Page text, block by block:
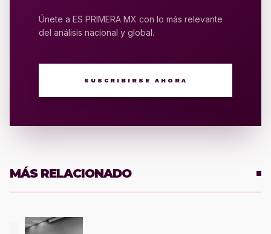
Únete a ES PRIMERA MX con lo más relevante
del análisis nacional y global.
SUSCRIBIRSE AHORA
MÁS RELACIONADO